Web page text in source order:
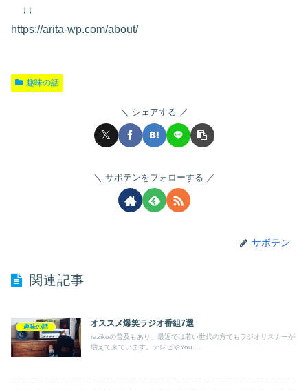
↓↓
https://arita-wp.com/about/
趣味の話
シェアする
サボテンをフォローする
サボテン
関連記事
趣味の話 オススメ爆笑ラジオ番組7選
razikoの普及もあり、最近では若い世代の方でもラジオリスナーが
増えて来ています。テレビやYou ...